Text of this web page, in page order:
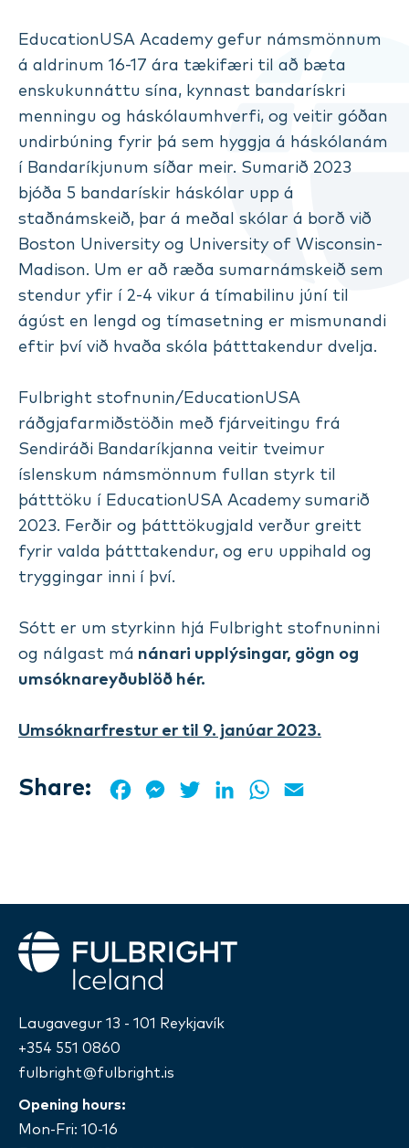
EducationUSA Academy gefur námsmönnum
á aldrinum 16-17 ára tækifæri til að bæta
enskukunnáttu sína, kynnast bandarískri
menningu og háskólaumhverfi, og veitir góðan
undirbúning fyrir þá sem hyggja á háskólanám
í Bandaríkjunum síðar meir. Sumarið 2023
bjóða 5 bandarískir háskólar upp á
staðnámskeið, þar á meðal skólar á borð við
Boston University og University of Wisconsin-
Madison. Um er að ræða sumarnámskeið sem
stendur yfir í 2-4 vikur á tímabilinu júní til
ágúst en lengd og tímasetning er mismunandi
eftir því við hvaða skóla þátttakendur dvelja.
Fulbright stofnunin/EducationUSA
ráðgjafarmiðstöðin með fjárveitingu frá
Sendiráði Bandaríkjanna veitir tveimur
íslenskum námsmönnum fullan styrk til
þátttöku í EducationUSA Academy sumarið
2023. Ferðir og þátttökugjald verður greitt
fyrir valda þátttakendur, og eru uppihald og
tryggingar inni í því.
Sótt er um styrkinn hjá Fulbright stofnuninni
og nálgast má nánari upplýsingar, gögn og
umsóknareyðublöð hér.
Umsóknarfrestur er til 9. janúar 2023.
Share: FacebookMessenger
TwitterLinkedInWhatsApp
Fulbright
Laugavegur 13 - 101 Reykjavík
+354 551 0860
fulbright@fulbright.is
Opening hours:
Mon-Fri: 10-16